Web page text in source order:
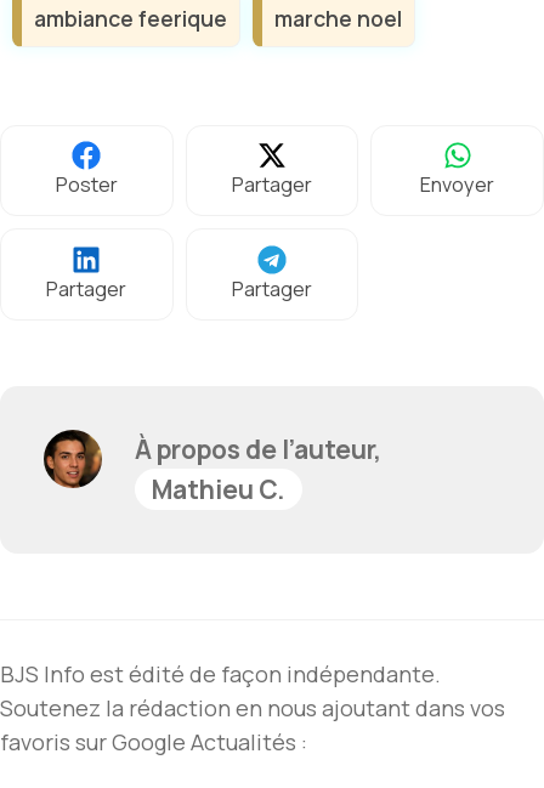
ambiance feerique marche noel
Poster Partager Envoyer
Partager Partager
À propos de l’auteur,
Mathieu C.
BJS Info est édité de façon indépendante.
Soutenez la rédaction en nous ajoutant dans vos
favoris sur Google Actualités :